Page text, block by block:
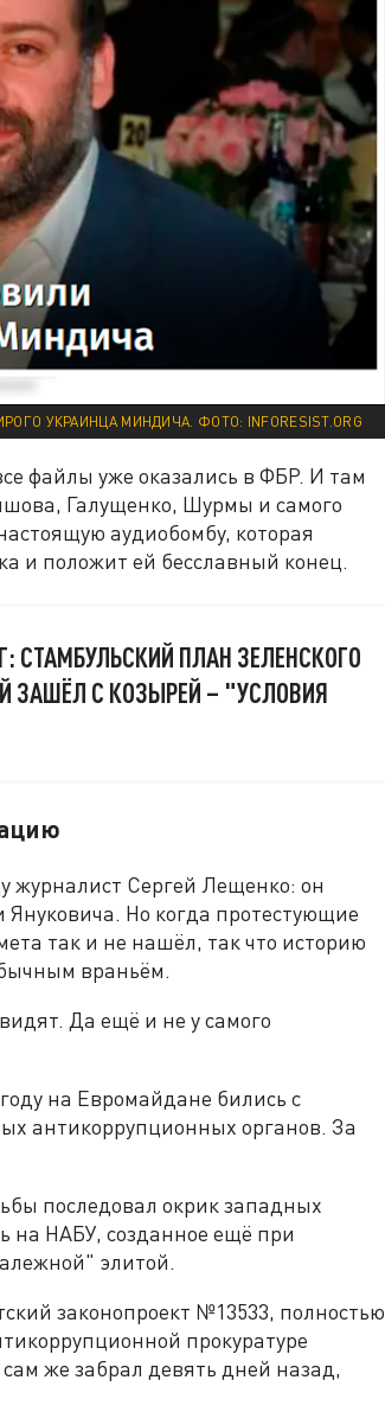
УКРАИНЦА МИНДИЧА. ФОТО: INFORESIST.ORG
файлы уже оказались в ФБР. И там
Галущенко, Шурмы и самого
аудиобомбу, которая
и положит ей бесславный конец.
СТАМБУЛЬСКИЙ ПЛАН ЗЕЛЕНСКОГО
ЗАШЁЛ С КОЗЫРЕЙ – "УСЛОВИЯ
журналист Сергей Лещенко: он
Януковича. Но когда протестующие
так и не нашёл, так что историю
враньём.
Да ещё и не у самого
на Евромайдане бились с
антикоррупционных органов. За
последовал окрик западных
на НАБУ, созданное ещё при
элитой.
законопроект №13533, полностью
прокуратуре
же забрал девять дней назад,